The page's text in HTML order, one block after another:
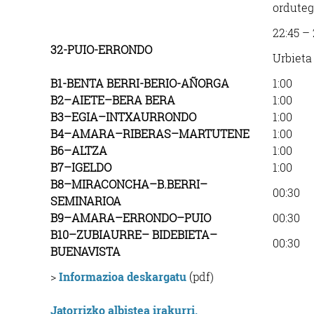
32-PUIO-ERRONDO
22:45 –
B1-BENTA BERRI-BERIO-AÑORGA
1:00
B2–AIETE–BERA BERA
1:00
B3–EGIA–INTXAURRONDO
1:00
B4–AMARA–RIBERAS–MARTUTENE
1:00
B6–ALTZA
1:00
B7–IGELDO
1:00
B8–MIRACONCHA–B.BERRI–
SEMINARIOA
00:30
B9–AMARA–ERRONDO–PUIO
00:30
B10–ZUBIAURRE–BIDEBIETA–
BUENAVISTA
00:30
>Informazioa deskargatu(pdf)
Jatorrizko albistea irakurri.